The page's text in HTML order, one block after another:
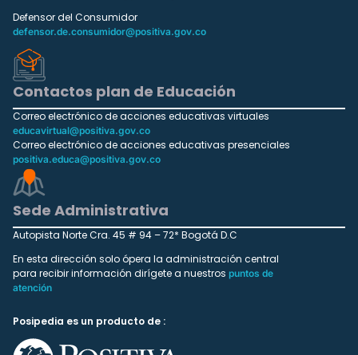
Defensor del Consumidor
defensor.de.consumidor@positiva.gov.co
Contactos plan de Educación
Correo electrónico de acciones educativas virtuales
educavirtual@positiva.gov.co
Correo electrónico de acciones educativas presenciales
positiva.educa@positiva.gov.co
Sede Administrativa
Autopista Norte Cra. 45 # 94 – 72* Bogotá D.C
En esta dirección solo ópera la administración central
para recibir información dirígete a nuestros puntos de
atención
Posipedia es un producto de :